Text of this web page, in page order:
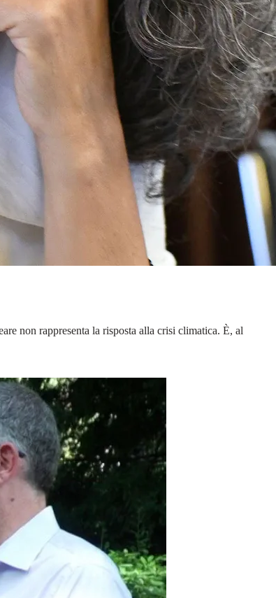
non rappresenta la risposta alla crisi climatica. È, al